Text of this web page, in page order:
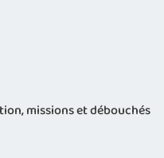
missions et débouchés